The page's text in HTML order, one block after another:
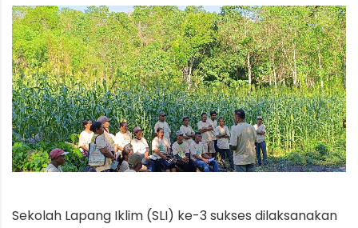
Sekolah Lapang Iklim (SLI) ke-3 sukses dilaksanakan